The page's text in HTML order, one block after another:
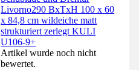
Livorno290 BxTxH 100 x 60
x 84,8 cm wildeiche matt
strukturiert zerlegt KULI
U106-9+
Artikel wurde noch nicht
bewertet.